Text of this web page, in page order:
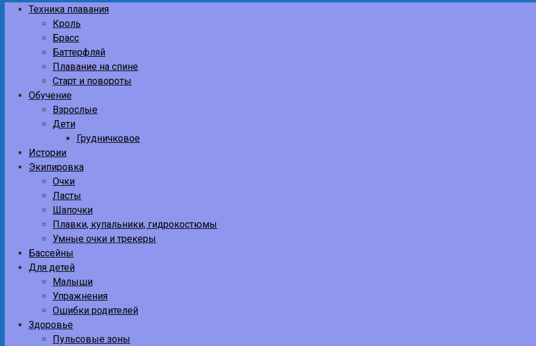
Техника плавания
Кроль
Брасс
Баттерфляй
Плавание на спине
Старт и повороты
Обучение
Взрослые
Дети
Грудничковое
Истории
Экипировка
Очки
Ласты
Шапочки
Плавки, купальники, гидрокостюмы
Умные очки и трекеры
Бассейны
Для детей
Малыши
Упражнения
Ошибки родителей
Здоровье
Пульсовые зоны